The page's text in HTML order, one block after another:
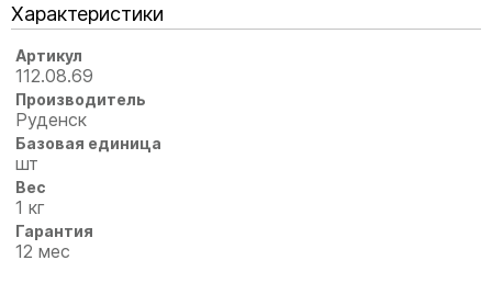
Характеристики
Артикул
112.08.69
Производитель
Руденск
Базовая единица
шт
Вес
1 кг
Гарантия
12 мес